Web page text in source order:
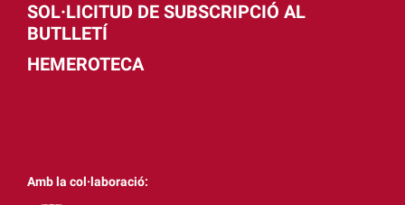
SOL·LICITUD DE SUBSCRIPCIÓ AL
BUTLLETÍ
HEMEROTECA
Amb la col·laboració: